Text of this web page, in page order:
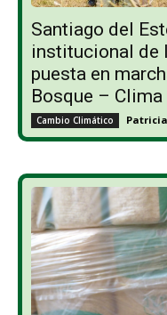
Santiago del
institucional de
puesta en
Bosque – Clima
Cambio Climático